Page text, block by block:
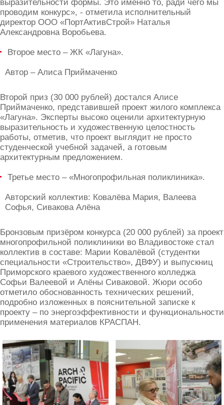
выразительности формы. Это именно то, ради чего мы
проводим конкурс», - отметила исполнительный
директор ООО «ПортАктивСтрой» Наталья
Александровна Воробьева.
Второе место – ЖК «Лагуна».
Автор – Алиса Приймаченко
Второй приз (30 000 рублей) достался Алисе
Приймаченко, представившей проект жилого комплекса
«Лагуна». Эксперты высоко оценили архитектурную
выразительность и художественную целостность
работы, отметив, что проект выглядит не просто
студенческой учебной задачей, а готовым
архитектурным предложением.
Третье место – «Многопрофильная поликлиника».
Авторский коллектив: Ковалёва Мария, Валеева
Софья, Сивакова Алёна
Бронзовым призёром конкурса (20 000 рублей) за проект
многопрофильной поликлиники во Владивостоке стал
коллектив в составе: Марии Ковалёвой (студентки
специальности «Строительство», ДВФУ) и выпускниц
Приморского краевого художественного колледжа
Софьи Валеевой и Алёны Сиваковой. Жюри особо
отметило обоснованность технических решений,
подробно изложенных в пояснительной записке к
проекту – по энергоэффективности и функциональности
применения материалов КРАСПАН.